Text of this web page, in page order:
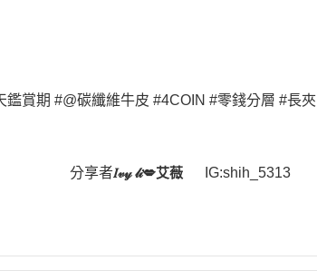
鑑賞期 #@碳纖維牛皮 #4COIN #零錢分層 #長夾
分享者𝐼𝓋𝓎 𝓁𝒾💋艾薇 IG:shih_5313